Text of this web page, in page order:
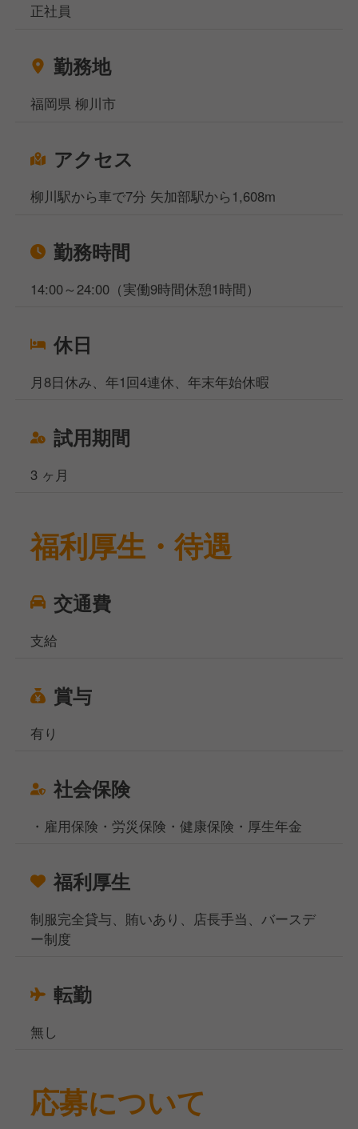
お金がなくて困っている方などなど…どんなお悩みも
5拠点になりますが、WEB面談も実施しており、飲食
くださいませ。
正社員
勤務地
福岡県 柳川市
アクセス
柳川駅から車で7分 矢加部駅から1,608m
勤務時間
14:00～24:00（実働9時間休憩1時間）
休日
月8日休み、年1回4連休、年末年始休暇
試用期間
3 ヶ月
福利厚生・待遇
交通費
支給
賞与
有り
社会保険
・雇用保険・労災保険・健康保険・厚生年金
福利厚生
制服完全貸与、賄いあり、店長手当、バースデ
ー制度
転勤
無し
応募について